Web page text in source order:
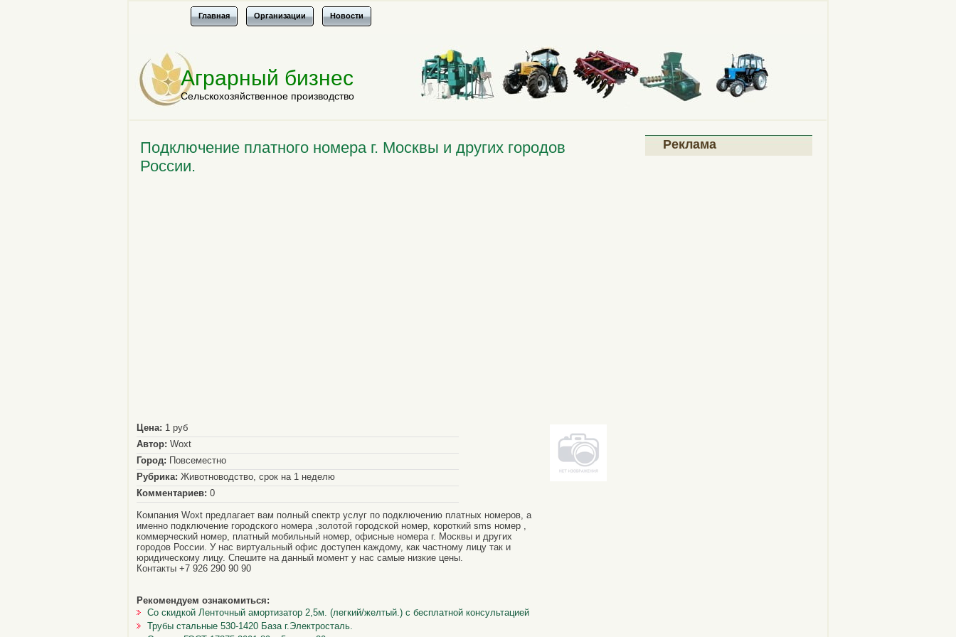
Главная Организации Новости
Аграрный бизнес
Сельскохозяйственное производство
Подключение платного номера г. Москвы и других городов
России.
Цена: 1 руб
Автор: Woxt
Город: Повсеместно
Рубрика: Животноводство, срок на 1 неделю
Комментариев: 0
Компания Woxt предлагает вам полный спектр услуг по подключению платных номеров, а
именно подключение городского номера ,золотой городской номер, короткий sms номер ,
коммерческий номер, платный мобильный номер, офисные номера г. Москвы и других
городов России. У нас виртуальный офис доступен каждому, как частному лицу так и
юридическому лицу. Спешите на данный момент у нас самые низкие цены.
Контакты +7 926 290 90 90
Рекомендуем ознакомиться:
Со скидкой Ленточный амортизатор 2,5м. (легкий/желтый.) с бесплатной консультацией
Трубы стальные 530-1420 База г.Электросталь.
Реклама